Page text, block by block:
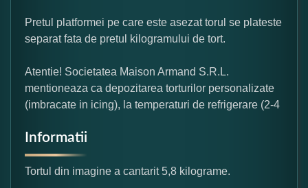
Pretul platformei pe care este asezat torul se plateste
separat fata de pretul kilogramului de tort.
Atentie! Societatea Maison Armand S.R.L.
mentioneaza ca depozitarea torturilor personalizate
(imbracate in icing), la temperaturi de refrigerare (2-4
Informatii
Tortul din imagine a cantarit 5,8 kilograme.